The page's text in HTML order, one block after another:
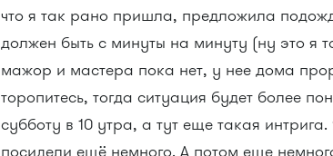
что я так рано пришла, предложила
должен быть с минуты на минуту (ну это я
мажор и мастера пока нет, у нее дома
торопитесь, тогда ситуация будет более
субботу в 10 утра, а тут еще такая
посидели ещё немного. А потом еще